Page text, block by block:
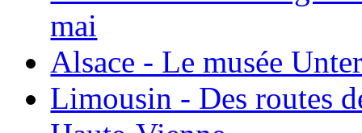
mai
Alsace - Le musée
Limousin - Des routes